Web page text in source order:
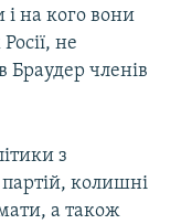
і на кого вони
не
членів
з
партій, колишні
а також